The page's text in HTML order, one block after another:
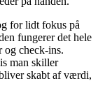
for lidt fokus på
fungerer det hele
og check-ins.
man skiller
skabt af værdi,